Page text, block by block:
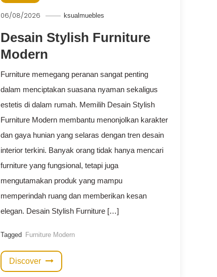
06/08/2026 ksualmuebles
Desain Stylish Furniture
Modern
Furniture memegang peranan sangat penting
dalam menciptakan suasana nyaman sekaligus
estetis di dalam rumah. Memilih Desain Stylish
Furniture Modern membantu menonjolkan karakter
dan gaya hunian yang selaras dengan tren desain
interior terkini. Banyak orang tidak hanya mencari
furniture yang fungsional, tetapi juga
mengutamakan produk yang mampu
memperindah ruang dan memberikan kesan
elegan. Desain Stylish Furniture […]
Tagged Furniture Modern
Discover